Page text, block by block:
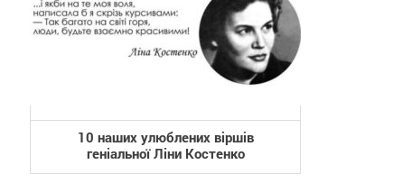
10 наших улюблених віршів
геніальної Ліни Костенко